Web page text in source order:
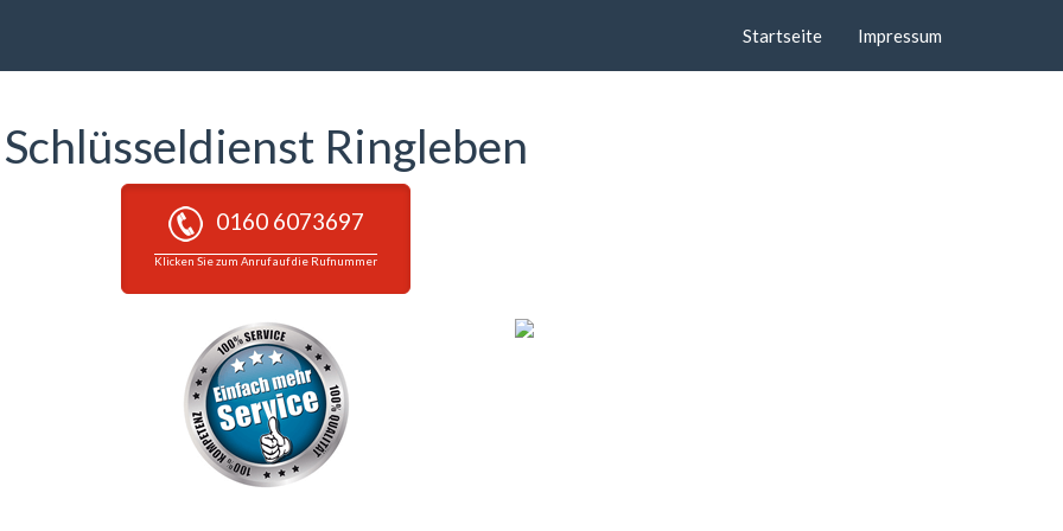
Startseite Impressum
Schlüsseldienst Ringleben
0160 6073697
Klicken Sie zum Anruf auf die Rufnummer